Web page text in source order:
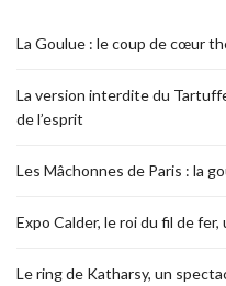
La Goulue : le coup de cœur
La version interdite du
de l’esprit
Les Mâchonnes de Paris : la
Expo Calder, le roi du fil de
Le ring de Katharsy, un